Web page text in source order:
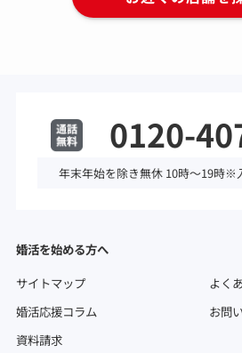
0120-
年末年始を除き無休 10時～19時※
婚活を始める方へ
サイトマップ
よく
婚活応援コラム
お問
資料請求